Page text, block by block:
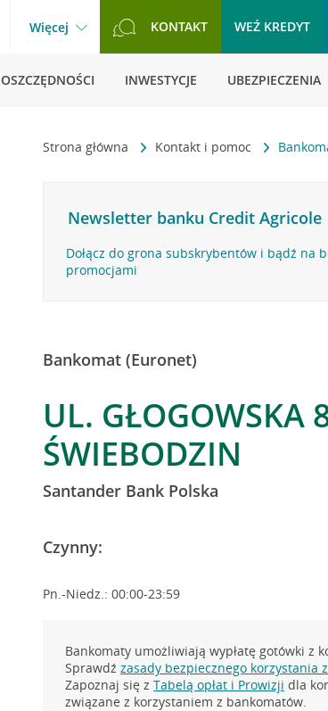
Więcej KONTAKT WEŹ KREDYT
OSZCZĘDNOŚCI INWESTYCJE UBEZPIECZENIA
Strona główna Kontakt i pomoc
Newsletter banku Credit Agricole
Dołącz do grona subskrybentów i bądź na
promocjami
Bankomat (Euronet)
UL. GŁOGOWSKA
ŚWIEBODZIN
Santander Bank Polska
Czynny:
Pn.-Niedz.: 00:00-23:59
Bankomaty umożliwiają wypłatę gotówki z
Sprawdźzasady bezpiecznego korzystania
Zapoznaj się zTabelą opłat i Prowizji dla
związane z korzystaniem z bankomatów.